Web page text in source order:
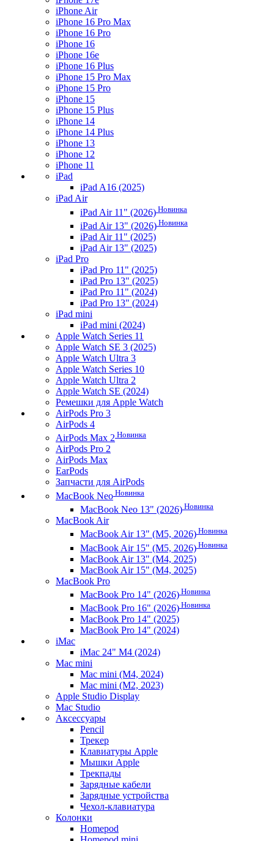
iPhone Air
iPhone 16 Pro Max
iPhone 16 Pro
iPhone 16
iPhone 16e
iPhone 16 Plus
iPhone 15 Pro Max
iPhone 15 Pro
iPhone 15
iPhone 15 Plus
iPhone 14
iPhone 14 Plus
iPhone 13
iPhone 12
iPhone 11
iPad
iPad A16 (2025)
iPad Air
iPad Air 11" (2026) Новинка
iPad Air 13" (2026) Новинка
iPad Air 11" (2025)
iPad Air 13" (2025)
iPad Pro
iPad Pro 11" (2025)
iPad Pro 13" (2025)
iPad Pro 11" (2024)
iPad Pro 13" (2024)
iPad mini
iPad mini (2024)
Apple Watch Series 11
Apple Watch SE 3 (2025)
Apple Watch Ultra 3
Apple Watch Series 10
Apple Watch Ultra 2
Apple Watch SE (2024)
Ремешки для Apple Watch
AirPods Pro 3
AirPods 4
AirPods Max 2 Новинка
AirPods Pro 2
AirPods Max
EarPods
Запчасти для AirPods
MacBook Neo Новинка
MacBook Neo 13" (2026) Новинка
MacBook Air
MacBook Air 13" (M5, 2026) Новинка
MacBook Air 15" (M5, 2026) Новинка
MacBook Air 13" (M4, 2025)
MacBook Air 15" (M4, 2025)
MacBook Pro
MacBook Pro 14" (2026) Новинка
MacBook Pro 16" (2026) Новинка
MacBook Pro 14" (2025)
MacBook Pro 14" (2024)
iMac
iMac 24" M4 (2024)
Mac mini
Mac mini (M4, 2024)
Mac mini (M2, 2023)
Apple Studio Display
Mac Studio
Аксессуары
Pencil
Трекер
Клавиатуры Apple
Мышки Apple
Трекпады
Зарядные кабели
Зарядные устройства
Чехол-клавиатура
Колонки
Homepod